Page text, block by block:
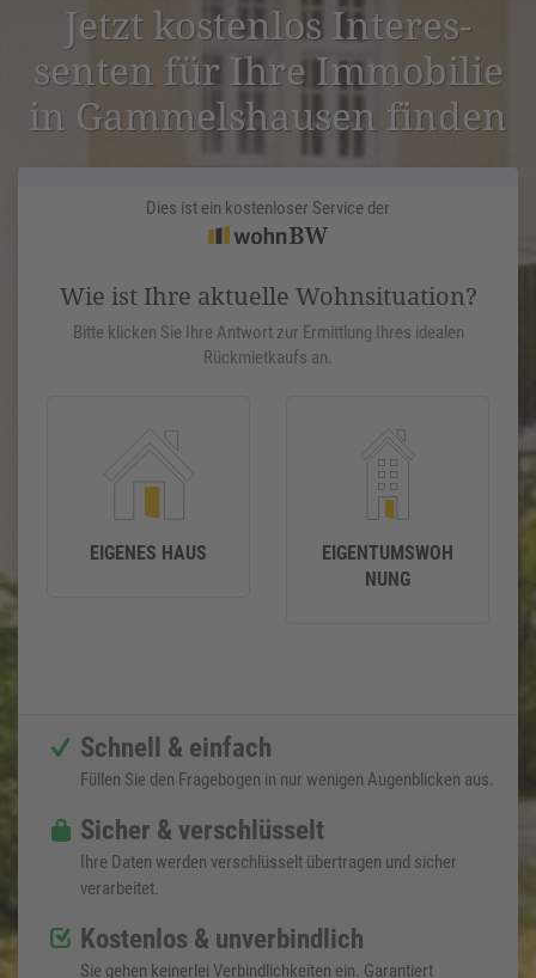
Jetzt kostenlos Inter­es­
senten für Ihre Immobilie
in Gammels­hausen finden
Dies ist ein kostenloser Service der
Wie ist Ihre aktuelle Wohnsituation?
Bitte klicken Sie Ihre Antwort zur Ermittlung Ihres idealen
Rückmietkaufs an.
EIGENES HAUS
EIGENTUMSWOH
NUNG
Schnell & einfach
Füllen Sie den Fragebogen in nur wenigen Augenblicken aus.
Sicher & verschlüsselt
Ihre Daten werden verschlüsselt übertragen und sicher
verarbeitet.
Kostenlos & unverbindlich
Sie gehen keinerlei Verbindlichkeiten ein. Garantiert